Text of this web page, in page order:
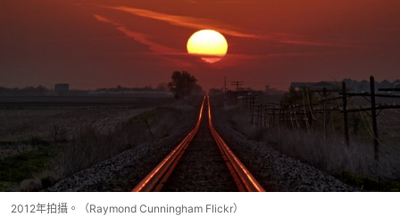
2012年拍攝。（Raymond Cunningham Flickr）